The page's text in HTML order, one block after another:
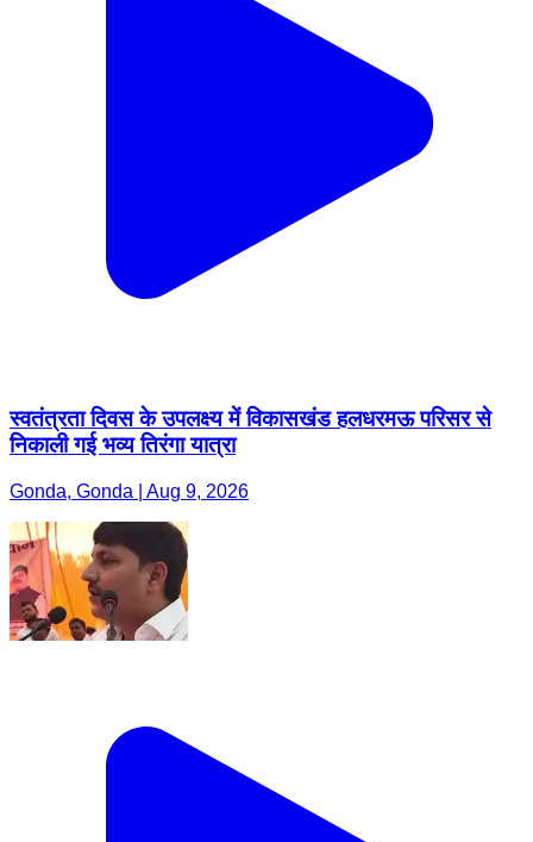
स्वतंत्रता दिवस के उपलक्ष्य में विकासखंड हलधरमऊ परिसर से
निकाली गई भव्य तिरंगा यात्रा
Gonda, Gonda | Aug 9, 2026